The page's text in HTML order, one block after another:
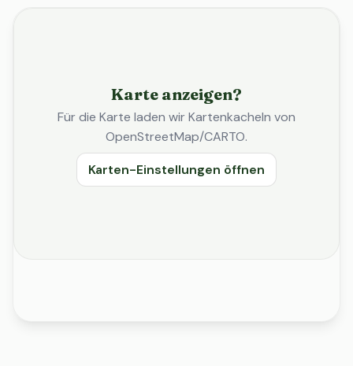
Karte anzeigen?
Für die Karte laden wir Kartenkacheln von
OpenStreetMap/CARTO.
Karten-Einstellungen öffnen